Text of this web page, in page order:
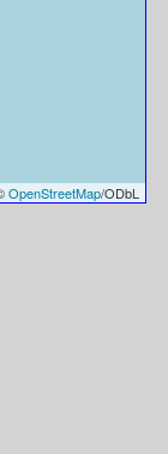
OpenStreetMap/ODbL